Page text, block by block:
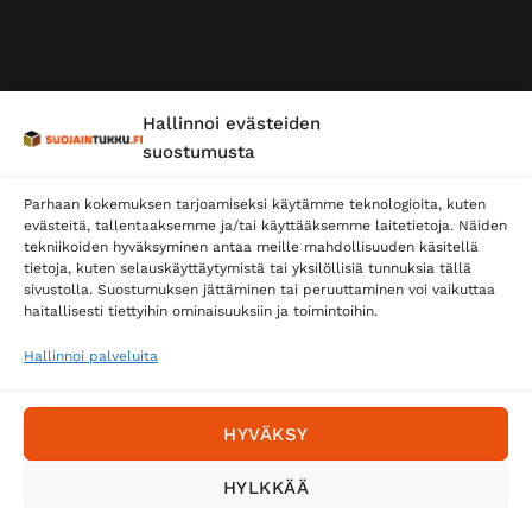
Hallinnoi evästeiden
suostumusta
Parhaan kokemuksen tarjoamiseksi käytämme teknologioita, kuten
evästeitä, tallentaaksemme ja/tai käyttääksemme laitetietoja. Näiden
tekniikoiden hyväksyminen antaa meille mahdollisuuden käsitellä
tietoja, kuten selauskäyttäytymistä tai yksilöllisiä tunnuksia tällä
sivustolla. Suostumuksen jättäminen tai peruuttaminen voi vaikuttaa
haitallisesti tiettyihin ominaisuuksiin ja toimintoihin.
Hallinnoi palveluita
HYVÄKSY
HYLKKÄÄ